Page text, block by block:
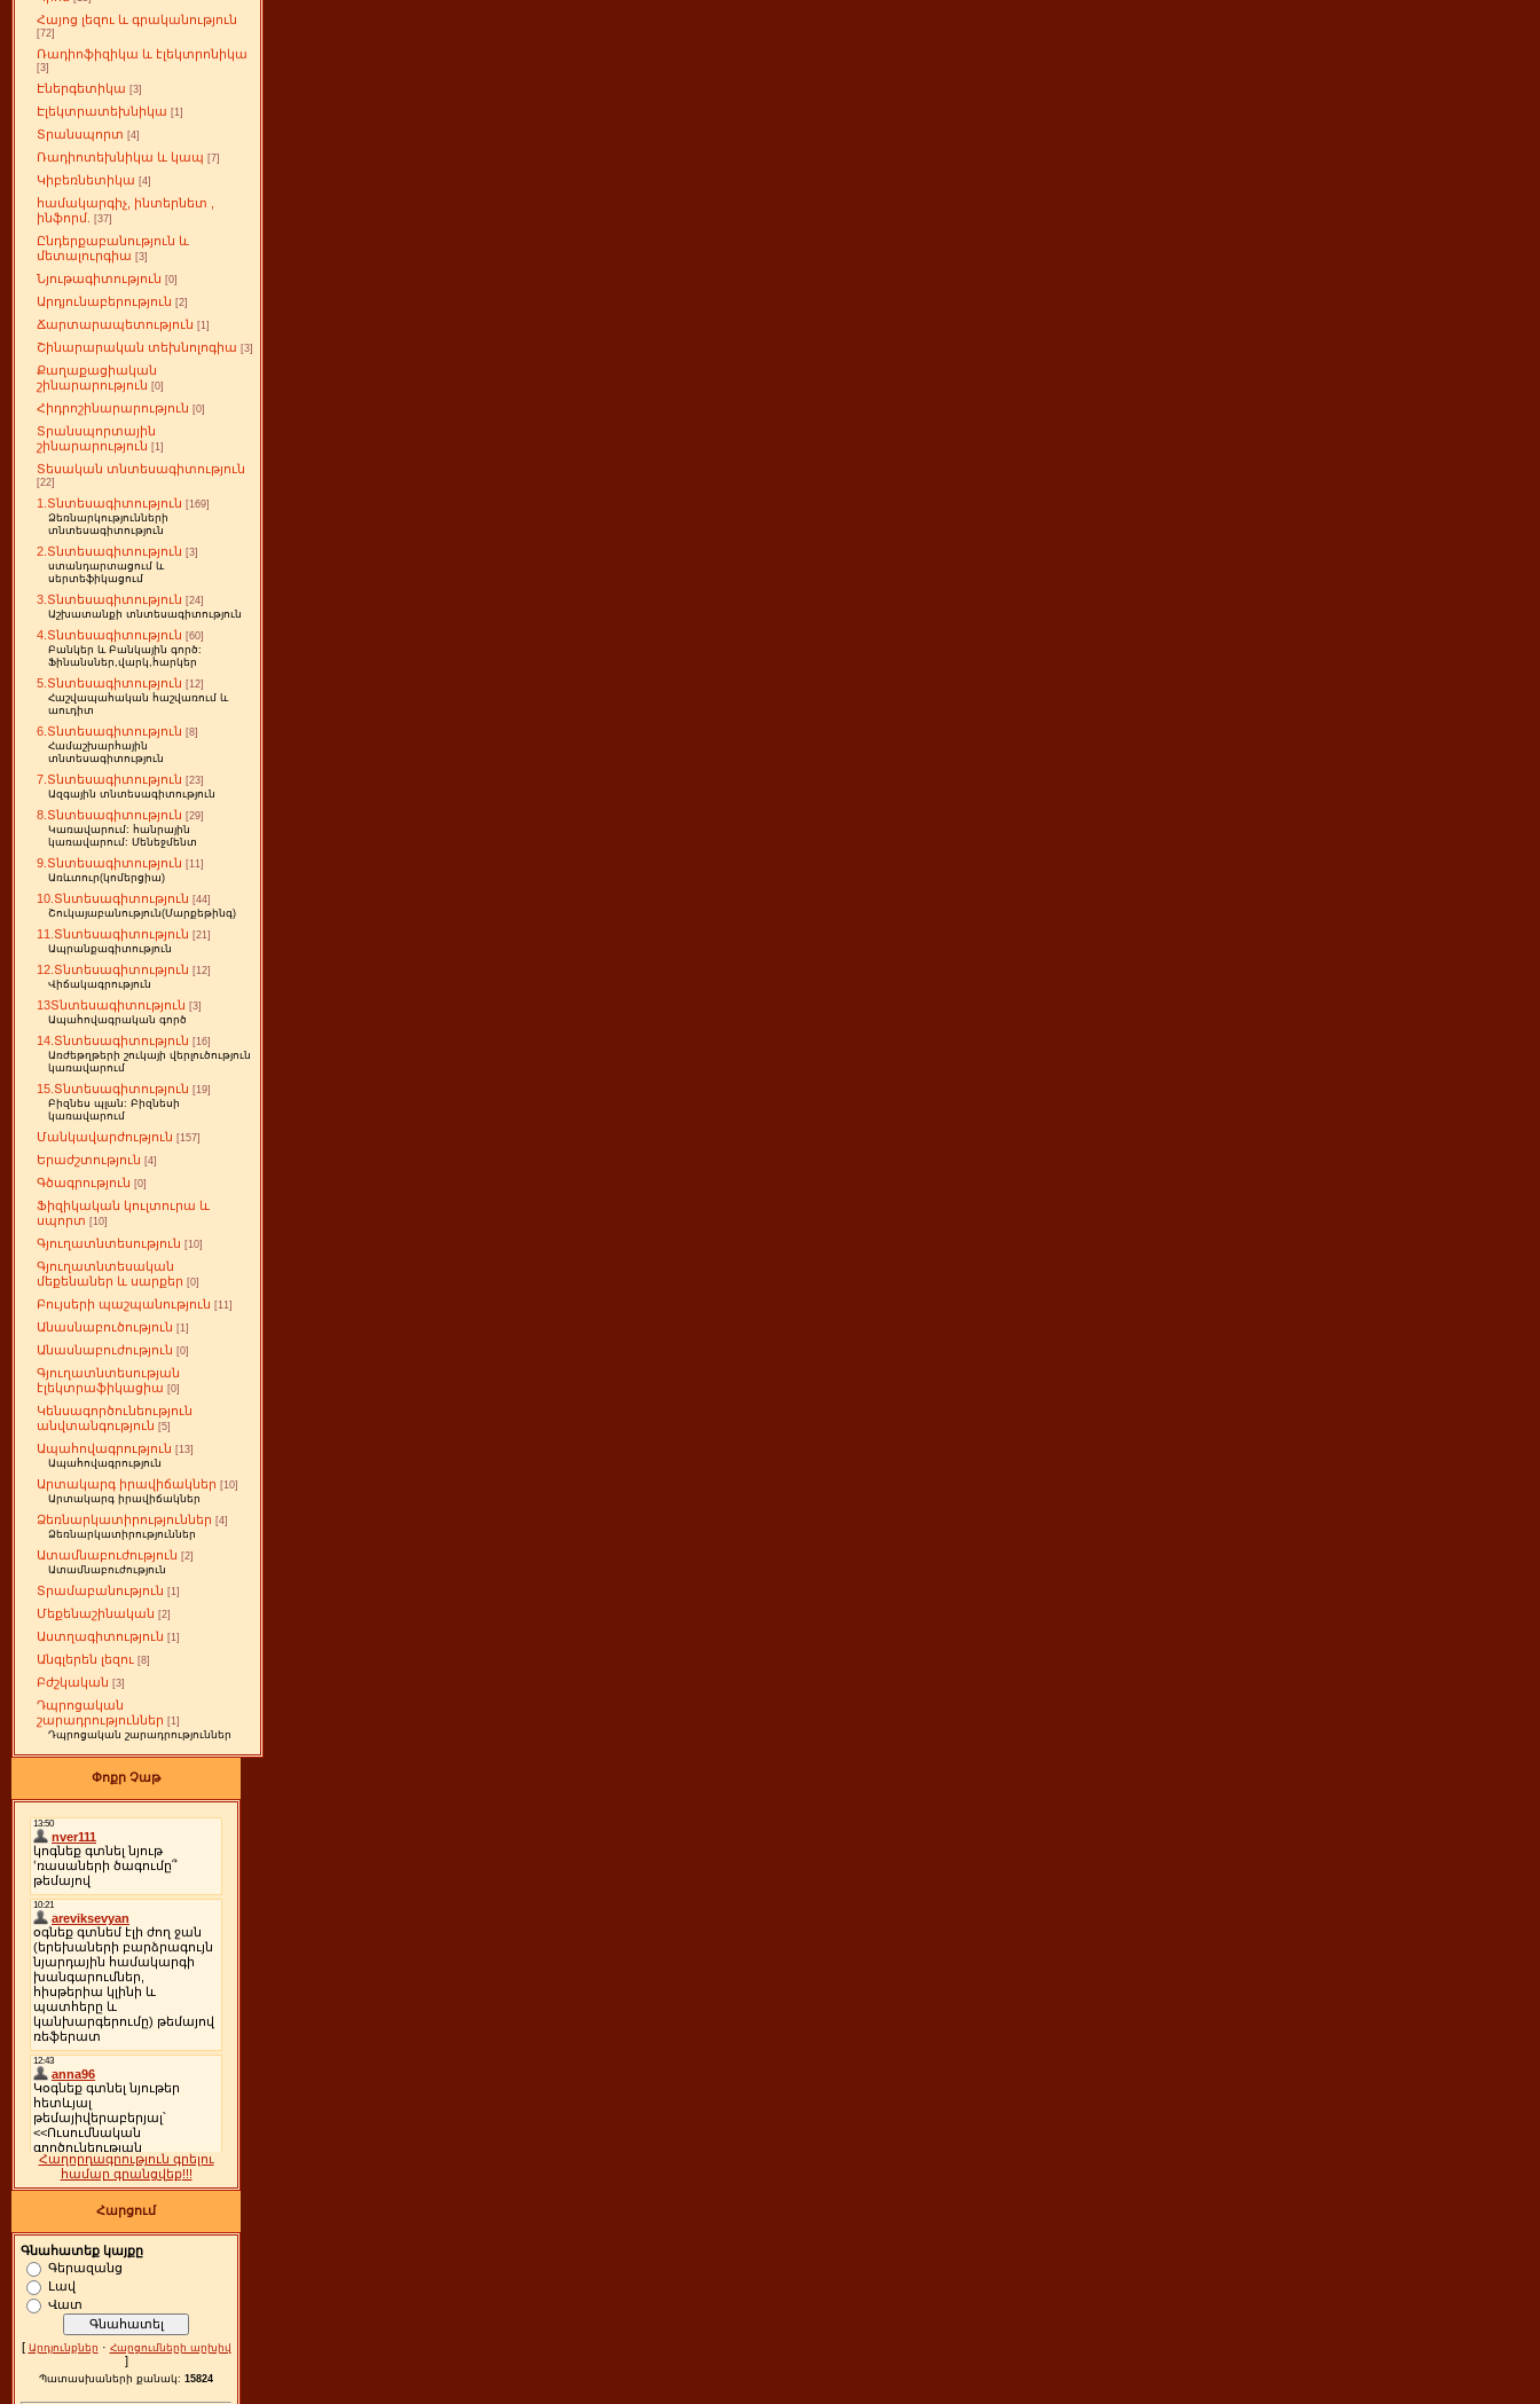
Հայոց լեզու և գրականություն
[72]
Ռադիոֆիզիկա և էլեկտրոնիկա
[3]
Էներգետիկա [3]
Էլեկտրատեխնիկա [1]
Տրանսպորտ [4]
Ռադիոտեխնիկա և կապ [7]
Կիբեռնետիկա [4]
համակարգիչ, ինտերնետ ,
ինֆորմ.
[37]
Ընդերքաբանություն և
մետալուրգիա [3]
Նյութագիտություն [0]
Արդյունաբերություն [2]
Ճարտարապետություն [1]
Շինարարական տեխնոլոգիա [3]
Քաղաքացիական
շինարարություն [0]
Հիդրոշինարարություն [0]
Տրանսպորտային
շինարարություն [1]
Տեսական տնտեսագիտություն
[22]
1.Տնտեսագիտություն [169]
Ձեռնարկությունների
տնտեսագիտություն
2.Տնտեսագիտություն [3]
ստանդարտացում և
սերտեֆիկացում
3.Տնտեսագիտություն [24]
Աշխատանքի տնտեսագիտություն
4.Տնտեսագիտություն [60]
Բանկեր և Բանկային գործ:
Ֆինանսներ,վարկ,հարկեր
5.Տնտեսագիտություն [12]
Հաշվապահական հաշվառում և
աուդիտ
6.Տնտեսագիտություն [8]
Համաշխարհային
տնտեսագիտություն
7.Տնտեսագիտություն [23]
Ազգային տնտեսագիտություն
8.Տնտեսագիտություն [29]
Կառավարում: հանրային
կառավարում: Մենեջմենտ
9.Տնտեսագիտություն [11]
Առևտուր(կոմերցիա)
10.Տնտեսագիտություն [44]
Շուկայաբանություն(Մարքեթինգ)
11.Տնտեսագիտություն [21]
Ապրանքագիտություն
12.Տնտեսագիտություն [12]
Վիճակագրություն
13Տնտեսագիտություն [3]
Ապահովագրական գործ
14.Տնտեսագիտություն [16]
Առժեթղթերի շուկայի վերլուծություն
կառավարում
15.Տնտեսագիտություն [19]
Բիզնես պլան: Բիզնեսի
կառավարում
Մանկավարժություն [157]
Երաժշտություն [4]
Գծագրություն [0]
Ֆիզիկական կուլտուրա և
սպորտ [10]
Գյուղատնտեսություն [10]
Գյուղատնտեսական
մեքենաներ և սարքեր [0]
Բույսերի պաշպանություն [11]
Անասնաբուծություն [1]
Անասնաբուժություն [0]
Գյուղատնտեսության
էլեկտրաֆիկացիա [0]
Կենսագործունեություն
անվտանգություն [5]
Ապահովագրություն [13]
Ապահովագրություն
Արտակարգ իրավիճակներ [10]
Արտակարգ իրավիճակներ
Ձեռնարկատիրություններ [4]
Ձեռնարկատիրություններ
Ատամնաբուժություն [2]
Ատամնաբուժություն
Տրամաբանություն [1]
Մեքենաշինական [2]
Աստղագիտություն [1]
Անգլերեն լեզու [8]
Բժշկական [3]
Դպրոցական
շարադրություններ [1]
Դպրոցական շարադրություններ
Փոքր Չաթ
Հաղորդագրություն գրելու
համար գրանցվեք!!!
Հարցում
Գնահատեք կայքը
Գերազանց
Լավ
Վատ
[ Արդյունքներ · Հարցումների արխիվ
]
Պատասխաների քանակ: 15824